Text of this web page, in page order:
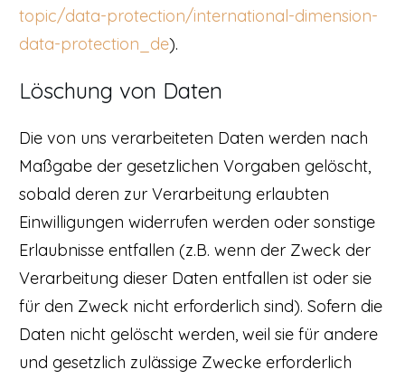
topic/data-protection/international-dimension-
data-protection_de).
Löschung von Daten
Die von uns verarbeiteten Daten werden nach
Maßgabe der gesetzlichen Vorgaben gelöscht,
sobald deren zur Verarbeitung erlaubten
Einwilligungen widerrufen werden oder sonstige
Erlaubnisse entfallen (z.B. wenn der Zweck der
Verarbeitung dieser Daten entfallen ist oder sie
für den Zweck nicht erforderlich sind). Sofern die
Daten nicht gelöscht werden, weil sie für andere
und gesetzlich zulässige Zwecke erforderlich